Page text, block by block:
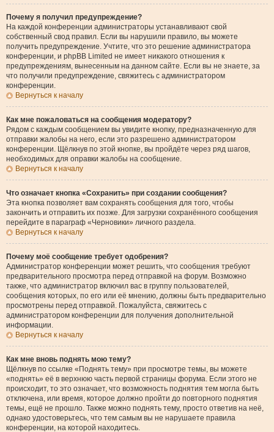
Почему я получил предупреждение?
На каждой конференции администраторы устанавливают свой
собственный свод правил. Если вы нарушили правило, вы можете
получить предупреждение. Учтите, что это решение администратора
конференции, и phpBB Limited не имеет никакого отношения к
предупреждениям, вынесенным на данном сайте. Если вы не знаете, за
что получили предупреждение, свяжитесь с администратором
конференции.
Вернуться к началу
Как мне пожаловаться на сообщения модератору?
Рядом с каждым сообщением вы увидите кнопку, предназначенную для
отправки жалобы на него, если это разрешено администратором
конференции. Щёлкнув по этой кнопке, вы пройдёте через ряд шагов,
необходимых для оправки жалобы на сообщение.
Вернуться к началу
Что означает кнопка «Сохранить» при создании сообщения?
Эта кнопка позволяет вам сохранять сообщения для того, чтобы
закончить и отправить их позже. Для загрузки сохранённого сообщения
перейдите в параграф «Черновики» личного раздела.
Вернуться к началу
Почему моё сообщение требует одобрения?
Администратор конференции может решить, что сообщения требуют
предварительного просмотра перед отправкой на форум. Возможно
также, что администратор включил вас в группу пользователей,
сообщения которых, по его или её мнению, должны быть предварительно
просмотрены перед отправкой. Пожалуйста, свяжитесь с
администратором конференции для получения дополнительной
информации.
Вернуться к началу
Как мне вновь поднять мою тему?
Щёлкнув по ссылке «Поднять тему» при просмотре темы, вы можете
«поднять» её в верхнюю часть первой страницы форума. Если этого не
происходит, то это означает, что возможность поднятия тем могла быть
отключена, или время, которое должно пройти до повторного поднятия
темы, ещё не прошло. Также можно поднять тему, просто ответив на неё,
однако удостоверьтесь, что тем самым вы не нарушаете правила
конференции, на которой находитесь.